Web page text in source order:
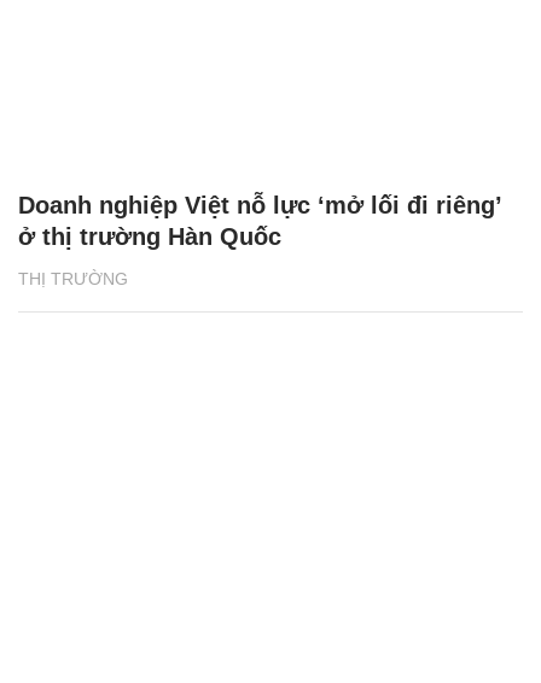
THỊ TRƯỜNG
Doanh nghiệp Việt nỗ lực ‘mở lối đi riêng’
ở thị trường Hàn Quốc